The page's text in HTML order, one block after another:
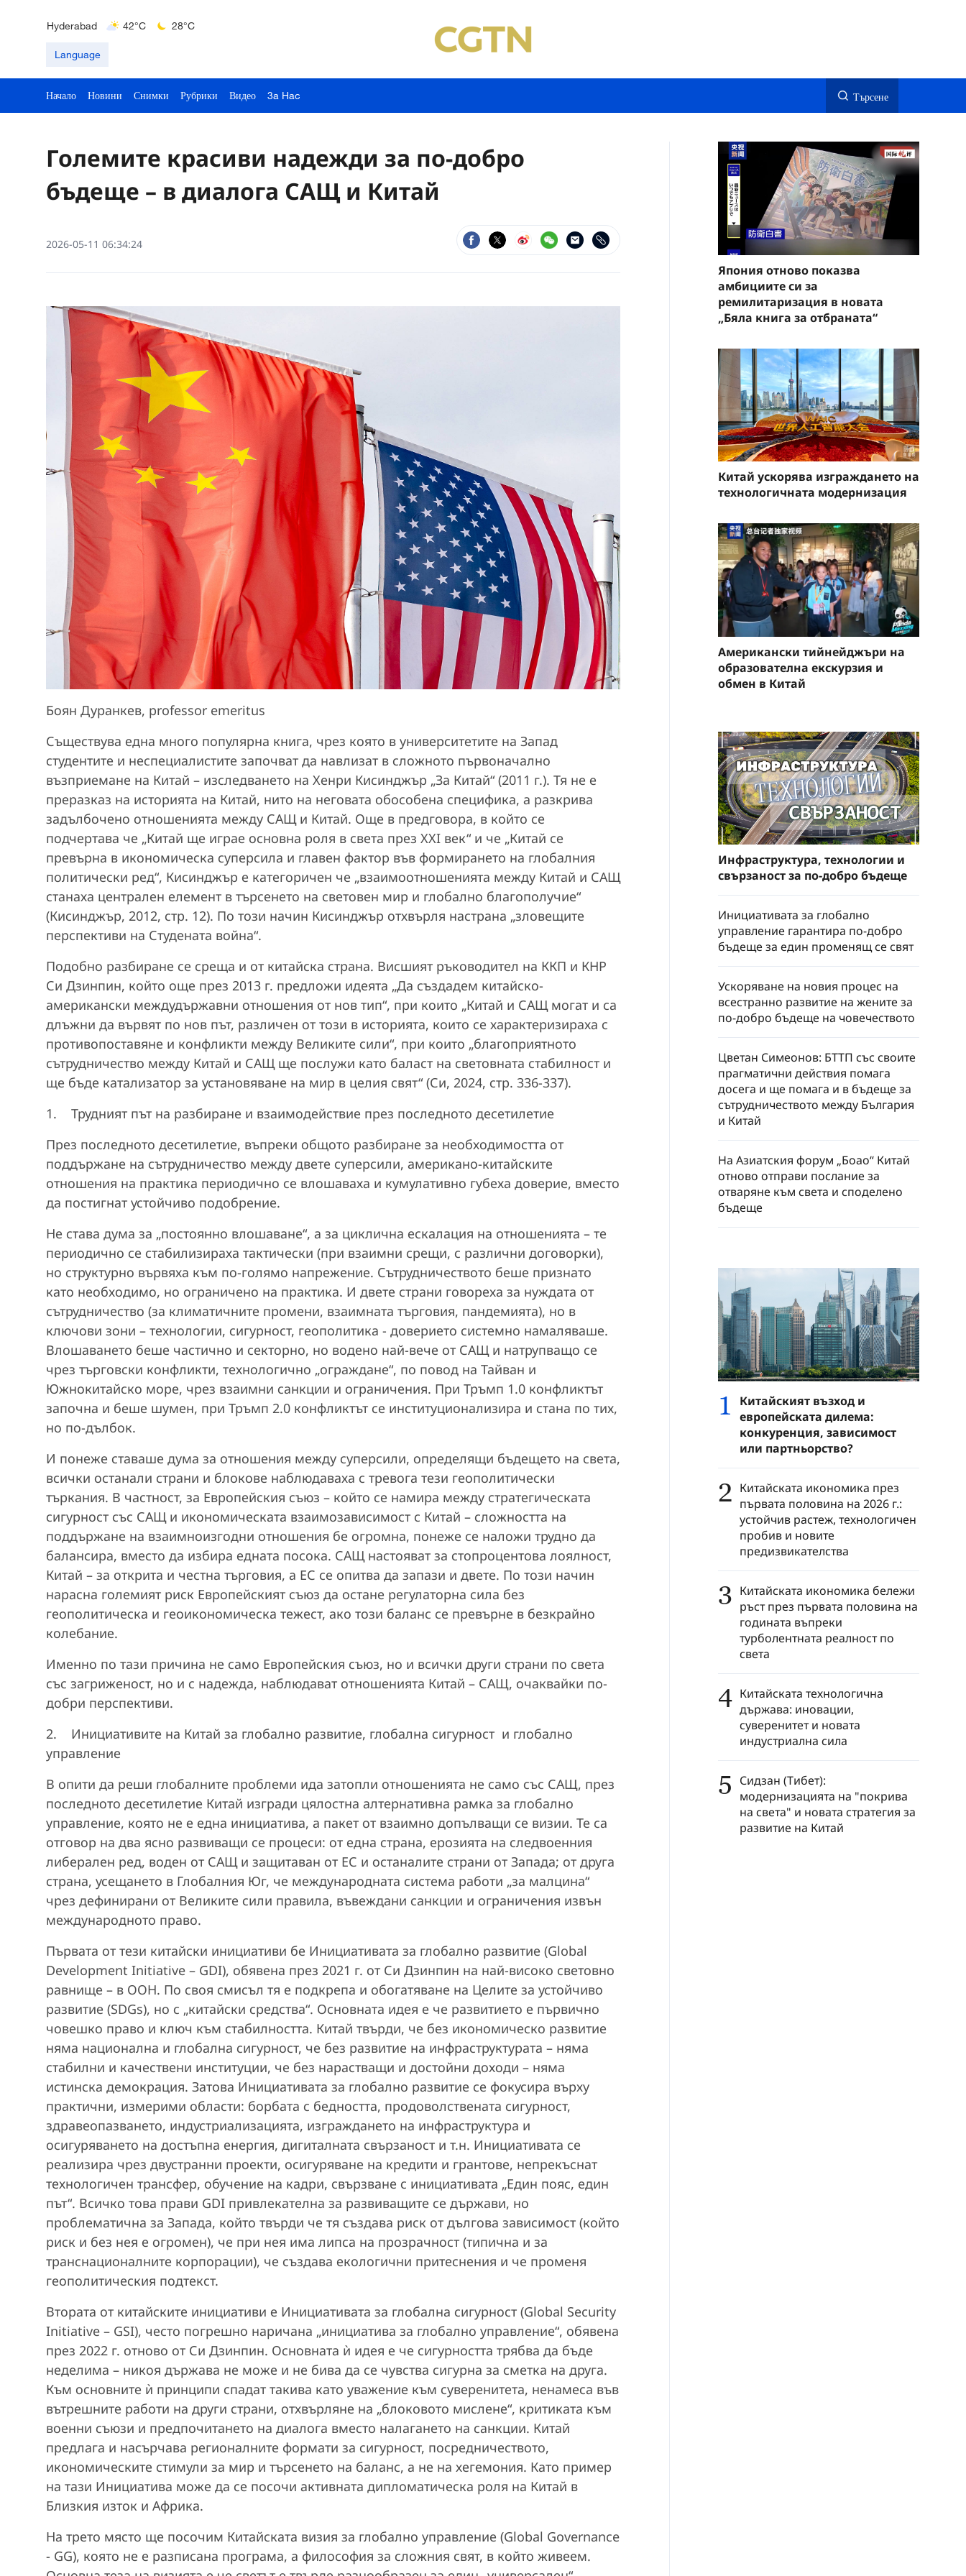
Hyderabad
42°C
28°C
Language
Начало Новини Снимки Рубрики Видео 3a Hac Търсене
Големите красиви надежди за по-добро
бъдеще – в диалога САЩ и Китай
2026-05-11 06:34:24
Боян Дуранкев, professor emeritus
Съществува една много популярна книга, чрез която в университетите на Запад
студентите и неспециалистите започват да навлизат в сложното първоначално
възприемане на Китай – изследването на Хенри Кисинджър „За Китай“ (2011 г.). Тя не е
преразказ на историята на Китай, нито на неговата обособена специфика, а разкрива
задълбочено отношенията между САЩ и Китай. Още в предговора, в който се
подчертава че „Китай ще играе основна роля в света през ХХI век“ и че „Китай се
превърна в икономическа суперсила и главен фактор във формирането на глобалния
политически ред“, Кисинджър е категоричен че „взаимоотношенията между Китай и САЩ
станаха централен елемент в търсенето на световен мир и глобално благополучие“
(Кисинджър, 2012, стр. 12). По този начин Кисинджър отхвърля настрана „зловещите
перспективи на Студената война“.
Подобно разбиране се среща и от китайска страна. Висшият ръководител на ККП и КНР
Си Дзинпин, който още през 2013 г. предложи идеята „Да създадем китайско-
американски междудържавни отношения от нов тип“, при които „Китай и САЩ могат и са
длъжни да вървят по нов път, различен от този в историята, които се характеризираха с
противопоставяне и конфликти между Великите сили“, при които „благоприятното
сътрудничество между Китай и САЩ ще послужи като баласт на световната стабилност и
ще бъде катализатор за установяване на мир в целия свят“ (Си, 2024, стр. 336-337).
1. Трудният път на разбиране и взаимодействие през последното десетилетие
През последното десетилетие, въпреки общото разбиране за необходимостта от
поддържане на сътрудничество между двете суперсили, американо‑китайските
отношения на практика периодично се влошаваха и кумулативно губеха доверие, вместо
да постигнат устойчиво подобрение.
Не става дума за „постоянно влошаване“, а за циклична ескалация на отношенията – те
периодично се стабилизираха тактически (при взаимни срещи, с различни договорки),
но структурно вървяха към по‑голямо напрежение. Сътрудничеството беше признато
като необходимо, но ограничено на практика. И двете страни говореха за нуждата от
сътрудничество (за климатичните промени, взаимната търговия, пандемията), но в
ключови зони – технологии, сигурност, геополитика - доверието системно намаляваше.
Влошаването беше частично и секторно, но водено най-вече от САЩ и натрупващо се
чрез търговски конфликти, технологично „ограждане“, по повод на Тайван и
Южнокитайско море, чрез взаимни санкции и ограничения. При Тръмп 1.0 конфликтът
започна и беше шумен, при Тръмп 2.0 конфликтът се институционализира и стана по тих,
но по-дълбок.
И понеже ставаше дума за отношения между суперсили, определящи бъдещето на света,
всички останали страни и блокове наблюдаваха с тревога тези геополитически
търкания. В частност, за Европейския съюз – който се намира между стратегическата
сигурност със САЩ и икономическата взаимозависимост с Китай – сложността на
поддържане на взаимноизгодни отношения бе огромна, понеже се наложи трудно да
балансира, вместо да избира едната посока. САЩ настояват за стопроцентова лоялност,
Китай – за открита и честна търговия, а ЕС се опитва да запази и двете. По този начин
нарасна големият риск Европейският съюз да остане регулаторна сила без
геополитическа и геоикономическа тежест, ако този баланс се превърне в безкрайно
колебание.
Именно по тази причина не само Европейския съюз, но и всички други страни по света
със загриженост, но и с надежда, наблюдават отношенията Китай – САЩ, очаквайки по-
добри перспективи.
2. Инициативите на Китай за глобално развитие, глобална сигурност и глобално
управление
В опити да реши глобалните проблеми ида затопли отношенията не само със САЩ, през
последното десетилетие Китай изгради цялостна алтернативна рамка за глобално
управление, която не е една инициатива, а пакет от взаимно допълващи се визии. Те са
отговор на два ясно развиващи се процеси: от една страна, ерозията на следвоенния
либерален ред, воден от САЩ и защитаван от ЕС и останалите страни от Запада; от друга
страна, усещането в Глобалния Юг, че международната система работи „за малцина“
чрез дефинирани от Великите сили правила, въвеждани санкции и ограничения извън
международното право.
Първата от тези китайски инициативи бе Инициативата за глобално развитие (Global
Development Initiative – GDI), обявена през 2021 г. от Си Дзинпин на най-високо световно
равнище – в ООН. По своя смисъл тя е подкрепа и обогатяване на Целите за устойчиво
развитие (SDGs), но с „китайски средства“. Основната идея е че развитието е първично
човешко право и ключ към стабилността. Китай твърди, че без икономическо развитие
няма национална и глобална сигурност, че без развитие на инфраструктурата – няма
стабилни и качествени институции, че без нарастващи и достойни доходи – няма
истинска демокрация. Затова Инициативата за глобално развитие се фокусира върху
практични, измерими области: борбата с бедността, продоволствената сигурност,
здравеопазването, индустриализацията, изграждането на инфраструктура и
осигуряването на достъпна енергия, дигиталната свързаност и т.н. Инициативата се
реализира чрез двустранни проекти, осигуряване на кредити и грантове, непрекъснат
технологичен трансфер, обучение на кадри, свързване с инициативата „Един пояс, един
път“. Всичко това прави GDI привлекателна за развиващите се държави, но
проблематична за Запада, който твърди че тя създава риск от дългова зависимост (който
риск и без нея е огромен), че при нея има липса на прозрачност (типична и за
транснационалните корпорации), че създава екологични притеснения и че променя
геополитическия подтекст.
Втората от китайските инициативи е Инициативата за глобална сигурност (Global Security
Initiative – GSI), често погрешно наричана „инициатива за глобално управление“, обявена
през 2022 г. отново от Си Дзинпин. Основната ѝ идея е че сигурността трябва да бъде
неделима – никоя държава не може и не бива да се чувства сигурна за сметка на друга.
Към основните ѝ принципи спадат такива като уважение към суверенитета, ненамеса във
вътрешните работи на други страни, отхвърляне на „блоковото мислене“, критиката към
военни съюзи и предпочитането на диалога вместо налагането на санкции. Китай
предлага и насърчава регионалните формати за сигурност, посредничеството,
икономическите стимули за мир и търсенето на баланс, а не на хегемония. Като пример
на тази Инициатива може да се посочи активната дипломатическа роля на Китай в
Близкия изток и Африка.
На трето място ще посочим Китайската визия за глобално управление (Global Governance
- GG), която не е разписана програма, а философия за сложния свят, в който живеем.
Япония отново показва
амбициите си за
ремилитаризация в новата
„Бяла книга за отбраната“
Китай ускорява изграждането на
технологичната модернизация
Американски тийнейджъри на
образователна екскурзия и
обмен в Китай
Инфраструктура, технологии и
свързаност за по-добро бъдеще
Инициативата за глобално
управление гарантира по-добро
бъдеще за един променящ се свят
Ускоряване на новия процес на
всестранно развитие на жените за
по-добро бъдеще на човечеството
Цветан Симеонов: БТТП със своите
прагматични действия помага
досега и ще помага и в бъдеще за
сътрудничеството между България
и Китай
На Азиатския форум „Боао“ Китай
отново отправи послание за
отваряне към света и споделено
бъдеще
1
Китайският възход и
европейската дилема:
конкуренция, зависимост
или партньорство?
2 Китайската икономика през
първата половина на 2026 г.:
устойчив растеж, технологичен
пробив и новите
предизвикателства
3 Китайската икономика бележи
ръст през първата половина на
годината въпреки
турболентната реалност по
света
4 Китайската технологична
държава: иновации,
суверенитет и новата
индустриална сила
5 Сидзан (Тибет):
модернизацията на "покрива
на света" и новата стратегия за
развитие на Китай